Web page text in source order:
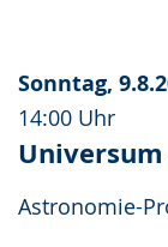
Sonntag,
14:00 Uhr
Universum
Astronomie-